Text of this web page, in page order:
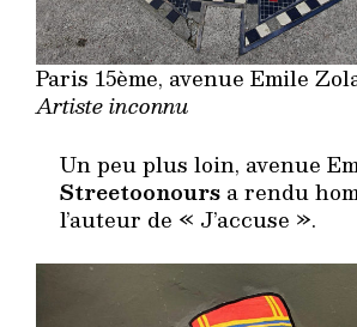
Paris 15ème, avenue Emile
Artiste inconnu
Un peu plus loin, avenue
Streetoonours a rendu
l’auteur de « J’accuse ».